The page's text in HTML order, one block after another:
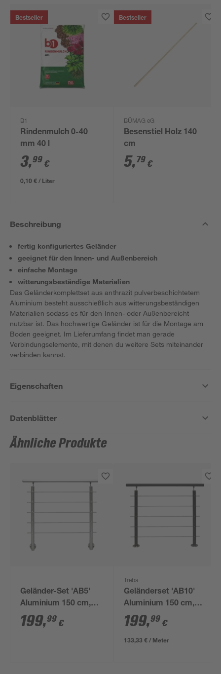
Bestseller
B1
Rindenmulch 0-40
mm 40 l
3,99 €
0,10 € / Liter
Bestseller
BÜMAG eG
Besenstiel Holz 140
cm
5,79 €
Beschreibung
fertig konfiguriertes Geländer
geeignet für den Innen- und Außenbereich
einfache Montage
witterungsbeständige Materialien
Das Geländerkomplettset aus anthrazit pulverbeschichtetem
Aluminium besteht ausschießlich aus witterungsbeständigen
Materialien sodass es für den Innen- oder Außenbereicht
nutzbar ist. Das hochwertige Geländer ist für die Montage am
Boden geeignet. Im Lieferumfang findet man gerade
Verbindungselemente, mit denen du weitere Sets miteinander
verbinden kannst.
Eigenschaften
Datenblätter
Ähnliche Produkte
Geländer-Set 'AB5'
Aluminium 150 cm,
seitliche Montage
199,99 €
Treba
Geländerset 'AB10'
Aluminium 150 cm,
Bodenmontage,
anthrazit
199,99 €
133,33 € / Meter